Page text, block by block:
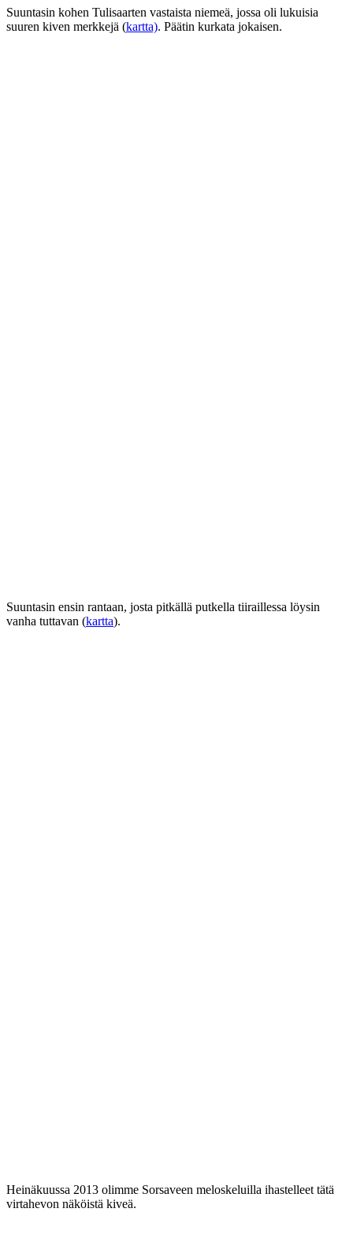
Suuntasin kohen Tulisaarten vastaista niemeä, jossa oli lukuisia
suuren kiven merkkejä (kartta). Päätin kurkata jokaisen.
Suuntasin ensin rantaan, josta pitkällä putkella tiiraillessa löysin
vanha tuttavan (kartta).
Heinäkuussa 2013 olimme Sorsaveen meloskeluilla ihastelleet tätä
virtahevon näköistä kiveä.